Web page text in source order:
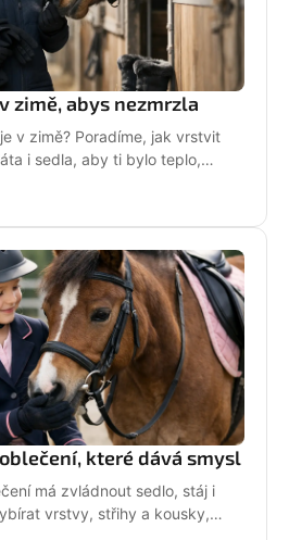
zimě, abys nezmrzla
v zimě? Poradíme, jak vrstvit
i sedla, aby ti bylo teplo,
které dává smysl
má zvládnout sedlo, stáj i
vrstvy, střihy a kousky,